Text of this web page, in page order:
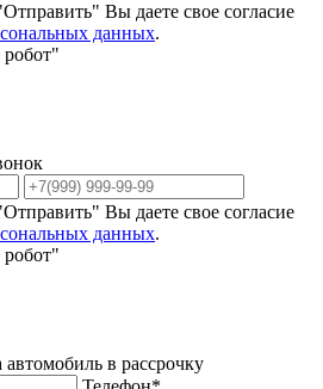
Вы даете свое согласие
данных.
робот"
Вы даете свое согласие
данных.
робот"
в рассрочку